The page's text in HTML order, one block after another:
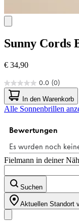
Sunny Cords
€ 34,90
0.0 (0)
0.0
von
5
Sternen.
In den Warenkorb
Alle Sonnenbrillen
Fielmann in deiner
Suchen
Aktuellen Standort